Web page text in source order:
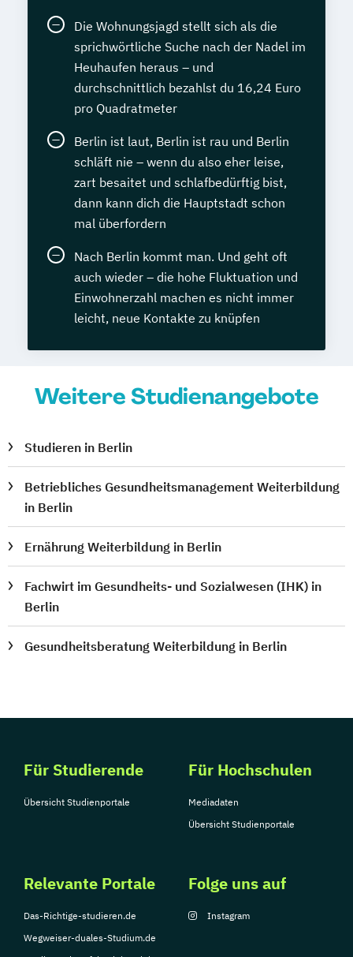
Die Wohnungsjagd stellt sich als die
sprichwörtliche Suche nach der Nadel im
Heuhaufen heraus – und
durchschnittlich bezahlst du 16,24 Euro
pro Quadratmeter
Berlin ist laut, Berlin ist rau und Berlin
schläft nie – wenn du also eher leise,
zart besaitet und schlafbedürftig bist,
dann kann dich die Hauptstadt schon
mal überfordern
Nach Berlin kommt man. Und geht oft
auch wieder – die hohe Fluktuation und
Einwohnerzahl machen es nicht immer
leicht, neue Kontakte zu knüpfen
Weitere Studienangebote
Studieren in Berlin
Betriebliches Gesundheitsmanagement Weiterbildung
in Berlin
Ernährung Weiterbildung in Berlin
Fachwirt im Gesundheits- und Sozialwesen (IHK) in
Berlin
Gesundheitsberatung Weiterbildung in Berlin
Für Studierende
Übersicht Studienportale
Für Hochschulen
Mediadaten
Übersicht Studienportale
Relevante Portale
Das-Richtige-studieren.de
Wegweiser-duales-Studium.de
Folge uns auf
Instagram